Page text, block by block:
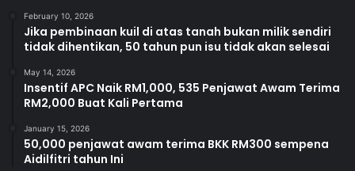
February 10, 2026
Jika pembinaan kuil di atas tanah bukan milik sendiri
tidak dihentikan, 50 tahun pun isu tidak akan selesai
May 14, 2026
Insentif APC Naik RM1,000, 535 Penjawat Awam Terima
RM2,000 Buat Kali Pertama
January 15, 2026
50,000 penjawat awam terima BKK RM300 sempena
Aidilfitri tahun Ini